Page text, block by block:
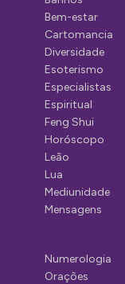
Bem-estar
Cartomancia
Diversidade
Esoterismo
Especialistas
Espiritual
Feng Shui
Horóscopo
Leão
Lua
Mediunidade
Mensagens
Numerologia
Orações